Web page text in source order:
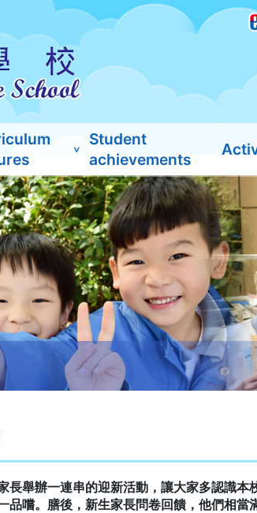
Student
achievements
長舉辦一連串的迎新活動，讓大家多認識
品嚐。膳後，新生家長問卷回饋，他們相